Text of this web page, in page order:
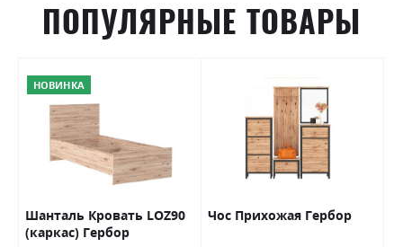
ПОПУЛЯРНЫЕ ТОВАРЫ
НОВИНКА
Шанталь Кровать LOZ90
(каркас) Гербор
Чос Прихожая Гербор